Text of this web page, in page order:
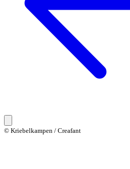
© Kriebelkampen / Creafant